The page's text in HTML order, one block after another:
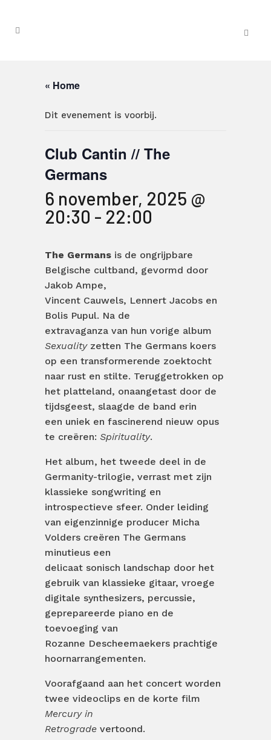
« Home
Dit evenement is voorbij.
Club Cantin // The
Germans
6 november, 2025 @
20:30 - 22:00
The Germans is de ongrijpbare
Belgische cultband, gevormd door
Jakob Ampe,
Vincent Cauwels, Lennert Jacobs en
Bolis Pupul. Na de
extravaganza van hun vorige album
Sexualityzetten The Germans koers
op een transformerende zoektocht
naar rust en stilte. Teruggetrokken op
het platteland, onaangetast door de
tijdsgeest, slaagde de band erin
een uniek en fascinerend nieuw opus
te creëren: Spirituality.
Het album, het tweede deel in de
Germanity-trilogie, verrast met zijn
klassieke songwriting en
introspectieve sfeer. Onder leiding
van eigenzinnige producer Micha
Volders creëren The Germans
minutieus een
delicaat sonisch landschap door het
gebruik van klassieke gitaar, vroege
digitale synthesizers, percussie,
geprepareerde piano en de
toevoeging van
Rozanne Descheemaekers prachtige
hoornarrangementen.
Voorafgaand aan het concert worden
twee videoclips en de korte film
Mercury in
Retrograde vertoond.